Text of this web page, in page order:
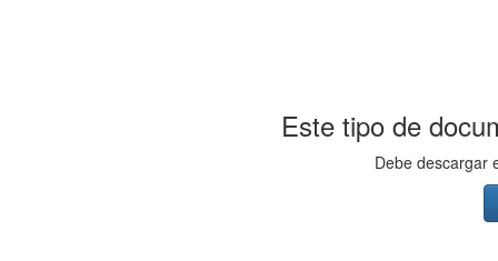
Este tipo de
Debe descargar